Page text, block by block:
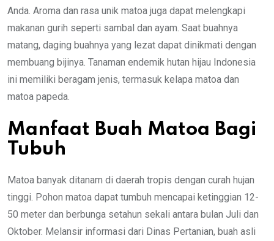
Anda. Aroma dan rasa unik matoa juga dapat melengkapi
makanan gurih seperti sambal dan ayam. Saat buahnya
matang, daging buahnya yang lezat dapat dinikmati dengan
membuang bijinya. Tanaman endemik hutan hijau Indonesia
ini memiliki beragam jenis, termasuk kelapa matoa dan
matoa papeda.
Manfaat Buah Matoa Bagi
Tubuh
Matoa banyak ditanam di daerah tropis dengan curah hujan
tinggi. Pohon matoa dapat tumbuh mencapai ketinggian 12-
50 meter dan berbunga setahun sekali antara bulan Juli dan
Oktober. Melansir informasi dari Dinas Pertanian, buah asli